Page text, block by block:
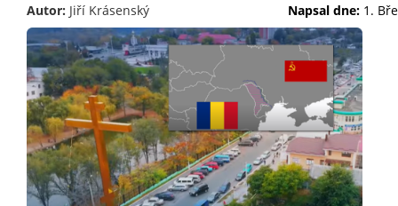
Autor: Jiří Krásenský Napsal dne: 1.